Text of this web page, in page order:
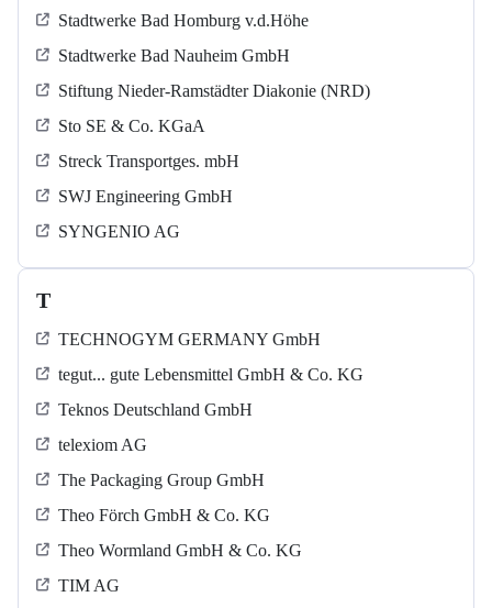
Stadtwerke Bad Homburg v.d.Höhe
Stadtwerke Bad Nauheim GmbH
Stiftung Nieder-Ramstädter Diakonie (NRD)
Sto SE & Co. KGaA
Streck Transportges. mbH
SWJ Engineering GmbH
SYNGENIO AG
T
TECHNOGYM GERMANY GmbH
tegut... gute Lebensmittel GmbH & Co. KG
Teknos Deutschland GmbH
telexiom AG
The Packaging Group GmbH
Theo Förch GmbH & Co. KG
Theo Wormland GmbH & Co. KG
TIM AG